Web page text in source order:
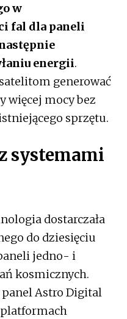
w
fal dla paneli
energii.
generować
więcej mocy bez
sprzętu.
systemami
dostarczała
do dziesięciu
jedno- i
kosmicznych.
Astro Digital